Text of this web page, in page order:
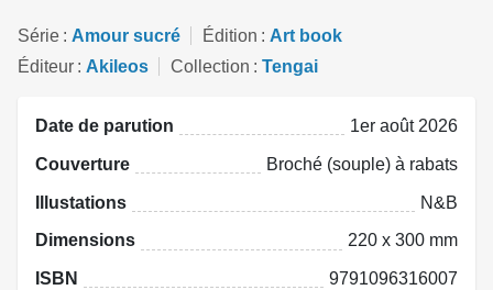
Série Amour sucré Édition
Art book
Éditeur
Akileos Collection Tengai
Date de parution 1er août 2026
Couverture Broché (souple) à rabats
Illustations N&B
Dimensions 220 x 300 mm
ISBN 9791096316007